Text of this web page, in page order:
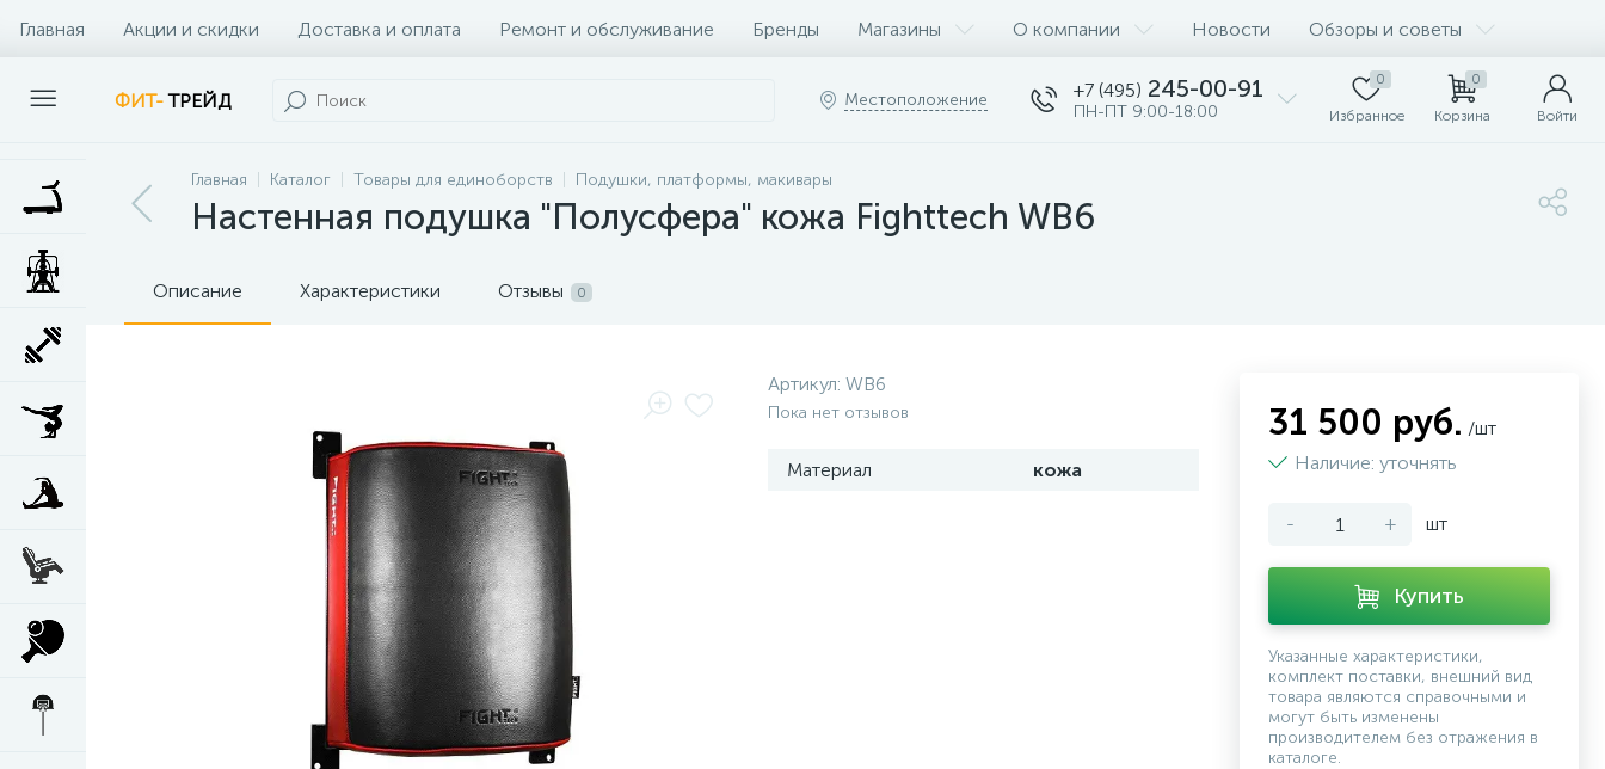
Главная Акции и скидки Доставка и оплата Ремонт и обслуживание Бренды Магазины О компании Новости Обзоры и советы
Наши клиенты Контакты
ФИТ-ТРЕЙД Местоположение +7 (495) 245-00-91
ПН-ПТ 9:00-18:00
0
Избранное
0
Корзина Войти
Главная Каталог Товары для единоборств Подушки, платформы, макивары
Настенная подушка "Полусфера" кожа Fighttech WB6
Описание Характеристики Отзывы 0
Артикул: WB6
Пока нет отзывов
Материал кожа
31 500 руб. /шт
Наличие: уточнять
- + шт
Купить
Указанные характеристики,
комплект поставки, внешний вид
товара являются справочными и
могут быть изменены
производителем без отражения в
каталоге.